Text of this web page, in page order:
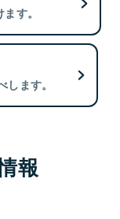
す。
ます。
報